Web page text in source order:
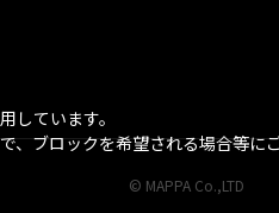
© MAPPA Co.,LTD
ています。
、ブロックを希望される場合等に